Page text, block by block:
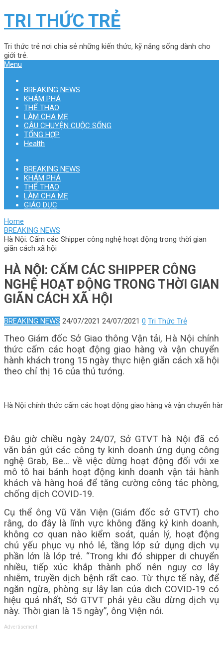
TRI THỨC TRẺ
Tri thức trẻ nơi chia sẻ những kiến thức, kỹ năng sống dành cho
giới trẻ.
Menu
BREAKING NEWS
KHÁM PHÁ
THỂ THAO
LÀM CHA MẸ
CÂU CHUYỆN CUỘC SỐNG
TỔNG HỢP
Health
BREAKING NEWS
KHÁM PHÁ
THỂ THAO
LÀM CHA MẸ
GIÁO DỤC
Home
BREAKING NEWS
Hà Nội: Cấm các Shipper công nghệ hoạt động trong thời gian
giãn cách xã hội
HÀ NỘI: CẤM CÁC SHIPPER CÔNG
NGHỆ HOẠT ĐỘNG TRONG THỜI GIAN
GIÃN CÁCH XÃ HỘI
BREAKING NEWS 24/07/2021 24/07/2021 0 Tri Thức Trẻ
Theo Giám đốc Sở Giao thông Vận tải, Hà Nội chính
thức cấm các hoạt động giao hàng và vận chuyển
hành khách trong 15 ngày thực hiện giãn cách xã hội
theo chỉ thị 16 của thủ tướng.
Hà Nội chính thức cấm các hoạt động giao hàng và vận chuyển
Đâu giờ chiều ngày 24/07, Sở GTVT hà Nội đã có
văn bản gửi các công ty kinh doanh ứng dụng công
nghệ Grab, Be… về việc dừng hoạt động đối với xe
mô tô hai bánh hoạt động kinh doanh vận tải hành
khách và hàng hoá để tăng cường công tác phòng,
chống dịch COVID-19.
Cụ thể ông Vũ Văn Viện (Giám đốc sở GTVT) cho
rằng, do đây là lĩnh vực không đăng ký kinh doanh,
không cơ quan nào kiểm soát, quản lý, hoạt động
chủ yếu phục vụ nhỏ lẻ, tầng lớp sử dụng dịch vụ
phần lớn là lớp trẻ. “Trong khi đó shipper di chuyển
nhiều, tiếp xúc khắp thành phố nên nguy cơ lây
nhiễm, truyền dịch bệnh rất cao. Từ thực tế này, để
ngăn ngừa, phòng sự lây lan của dich COVID-19 có
hiệu quả nhất, Sở GTVT phải yêu cầu dừng dịch vụ
này. Thời gian là 15 ngày”, ông Viện nói.
Advertisement